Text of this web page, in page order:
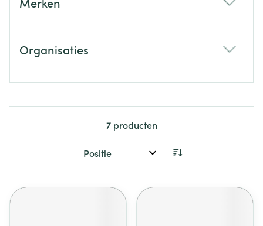
Organisaties
7producten
Sorteer op: